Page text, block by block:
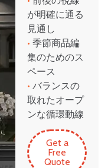
が明確に通る
見通し
• 季節商品編
集のためのス
ペース
• バランスの
取れたオープ
ンな循環動線
Get a
Free
Quote